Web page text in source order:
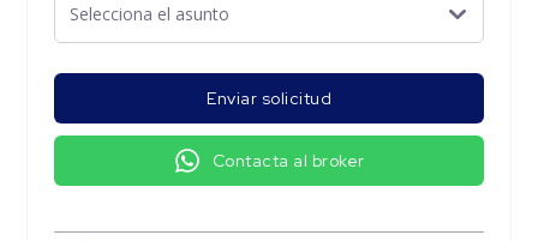
Enviar solicitud
Contacta al broker